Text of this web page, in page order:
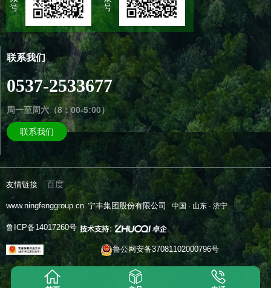
号
号
联系我们
0537-2533677
周一至周六（8：00-5:00）
联系我们
友情链接 百度
www.ningfenggroup.cn 宁丰集团股份有限公司 中国 · 山东 · 济宁
鲁ICP备14017260号
鲁公网安备37081102000796号